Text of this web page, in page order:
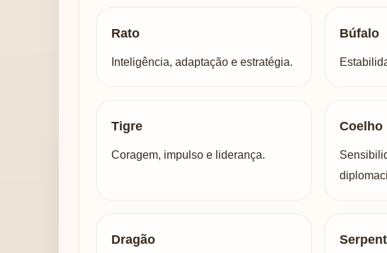
Rato
Inteligência, adaptação e estratégia.
Búfalo
Tigre
Coragem, impulso e liderança.
Coelho
Dragão